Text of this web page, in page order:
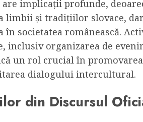
implicații profunde,
limbii și tradițiilor slovace,
în societatea românească.
inclusiv organizarea de
un rol crucial în
dialogului intercultural.
din Discursul